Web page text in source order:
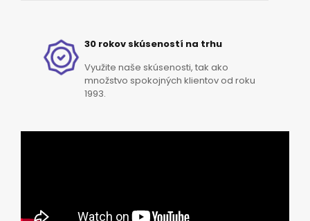
30 rokov skúseností na trhu
Využite naše skúsenosti, tak ako
množstvo spokojných klientov od roku
1993.